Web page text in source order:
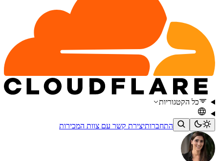
כל הקטגוריות
התחברותיצירת קשר עם צוות המכירות